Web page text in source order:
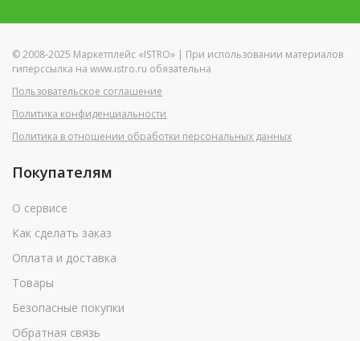
© 2008-2025 Маркетплейс «ISTRO» | При использовании материалов
гиперссылка на www.istro.ru обязательна
Пользовательское соглашение
Политика конфиденциальности
Политика в отношении обработки персональных данных
Покупателям
О сервисе
Как сделать заказ
Оплата и доставка
Товары
Безопасные покупки
Обратная связь